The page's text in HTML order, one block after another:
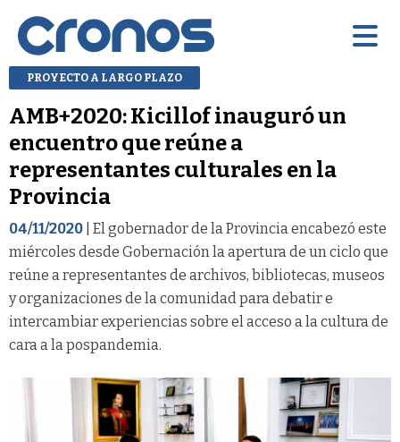
PROYECTO A LARGO PLAZO
AMB+2020: Kicillof inauguró un
encuentro que reúne a
representantes culturales en la
Provincia
04/11/2020 | El gobernador de la Provincia encabezó este
miércoles desde Gobernación la apertura de un ciclo que
reúne a representantes de archivos, bibliotecas, museos
y organizaciones de la comunidad para debatir e
intercambiar experiencias sobre el acceso a la cultura de
cara a la pospandemia.